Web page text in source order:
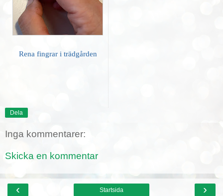
Rena fingrar i trädgården
Dela
Inga kommentarer:
Skicka en kommentar
‹ ›
Startsida